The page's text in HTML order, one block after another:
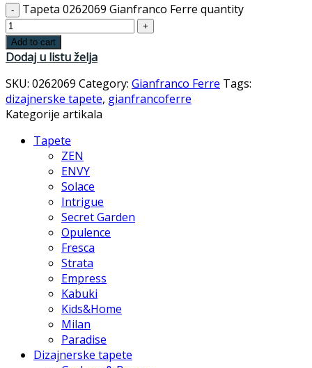
Tapeta 0262069 Gianfranco Ferre quantity
Add to cart
Dodaj u listu želja
SKU: 0262069 Category: Gianfranco Ferre Tags:
dizajnerske tapete, gianfrancoferre
Kategorije artikala
Tapete
ZEN
ENVY
Solace
Intrigue
Secret Garden
Opulence
Fresca
Strata
Empress
Kabuki
Kids&Home
Milan
Paradise
Dizajnerske tapete